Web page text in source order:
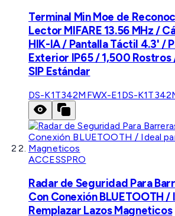
Terminal Min Moe de
Lector MIFARE 13.56 MHz /
HIK-IA / Pantalla Táctil 4.3' /
Exterior IP65 / 1,500
SIP Estándar
DS-K1T342MFWX-E1 DS-
ACCESSPRO
Radar de Seguridad Para
Con Conexión BLUETOOTH /
Remplazar Lazos Magneticos